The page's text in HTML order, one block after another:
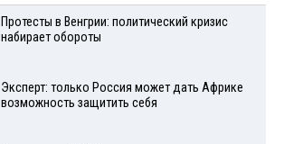
Протесты в Венгрии: политический кризис
набирает обороты
Эксперт: только Россия может дать Африке
возможность защитить себя